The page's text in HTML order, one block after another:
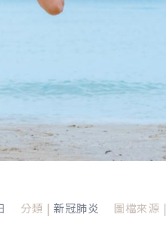
分類 | 新冠肺炎 圖檔來源 |